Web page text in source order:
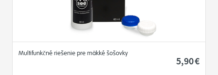
Multifunkčné riešenie pre mäkké šošovky
5,90€